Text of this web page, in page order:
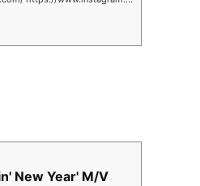
New Year' M/V